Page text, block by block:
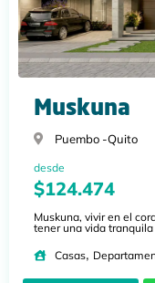
Muskuna
Puembo -Quito
desde
$124.474
Muskuna, vivir en el
tener una vida
Casas,